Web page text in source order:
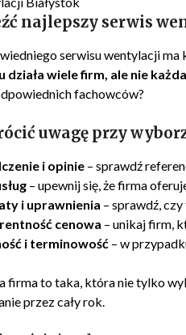
najlepszy serwis
serwisu wentylacji ma
działa wiele firm, ale nie
fachowców?
uwagę przy
i opinie – sprawdź
– upewnij się, że firma
i uprawnienia – sprawdź,
cenowa – unikaj firm,
i terminowość – w
firma to taka, która nie tylko
przez cały rok.